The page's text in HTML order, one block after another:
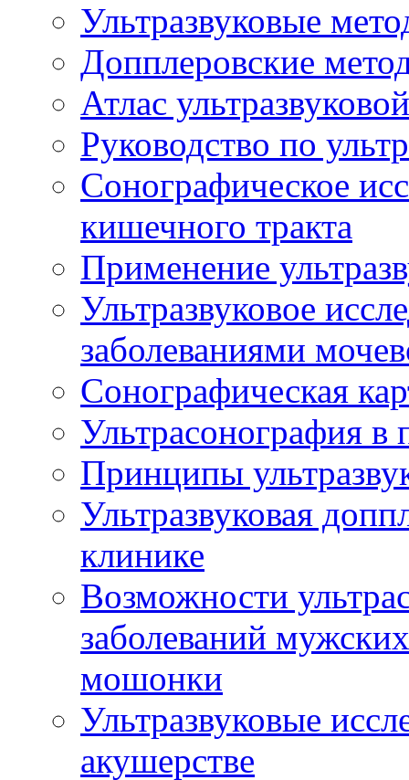
Ультразвуковые
Допплеровские
Атлас
Руководство по
Сонографическое
кишечного тракта
Применение
Ультразвуковое
заболеваниями
Сонографическая
Ультрасонография в
Принципы
Ультразвуковая
клинике
Возможности
заболеваний
мошонки
Ультразвуковые
акушерстве